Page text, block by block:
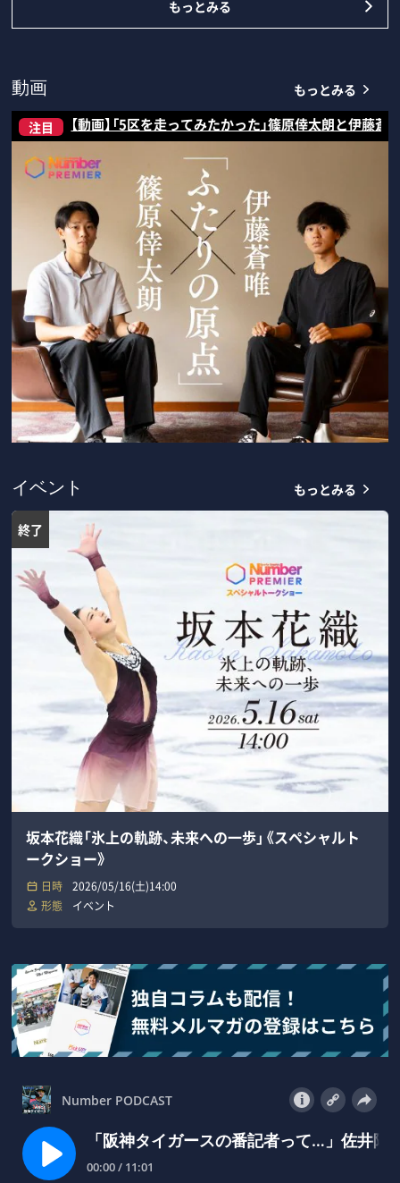
もっとみる
動画 もっとみる
注目 【動画】「5区を走ってみたかった」篠原倖太朗と伊藤
イベント もっとみる
終了
坂本花織「氷上の軌跡、未来への一歩」《スペシャルト
ークショー》
日時
2026/05/16(土)14:00
形態
イベント